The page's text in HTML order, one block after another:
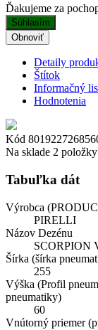
Ďakujeme za
Súhlasím
Detaily
Štítok
Informačný
Hodnotenia
Kód
Na sklade 2 položky
Tabuľka dát
Výrobca
PIRELLI
Názov Dezénu
SCORPION
Šírka (šírka
255
Výška (Profil
pneumatiky)
60
Vnútorný priemer